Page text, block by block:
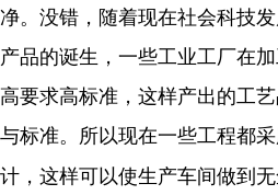
净。没错，随着现在社会科技
产品的诞生，一些工业工厂在
高要求高标准，这样产出的工
与标准。所以现在一些工程都
计，这样可以使生产车间做到